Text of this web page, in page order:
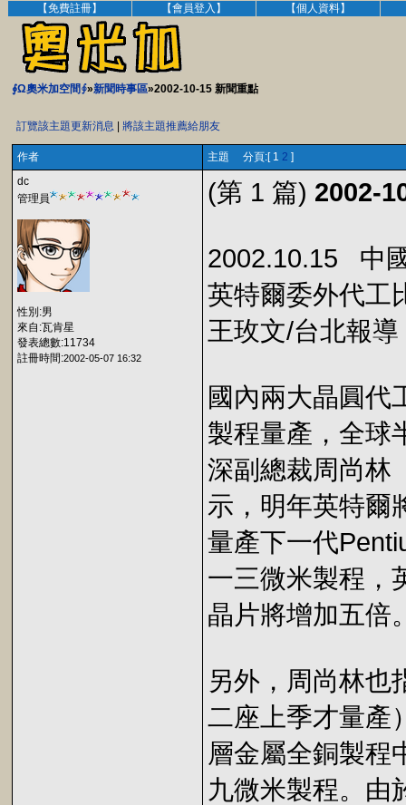
【免費註冊】 【會員登入】 【個人資料】
∮Ω奧米加空間∮»新聞時事區»2002-10-15 新聞重點
訂覽該主題更新消息 將該主題推薦給朋友
作者 主題 分頁:[ 1 2 ]
dc
管理員
性別:男
來自:瓦肯星
發表總數:11734
註冊時間:2002-05-07 16:32
(第 1 篇) 2002-
2002.10.15 中
英特爾委外代工
王玫文/台北報導
國內兩大晶圓代
製程量產，全球
深副總裁周尚林
示，明年英特爾
量產下一代
一三微米製程，
晶片將增加五倍
另外，周尚林也
二座上季才量產
層金屬全銅製程
九微米製程。由